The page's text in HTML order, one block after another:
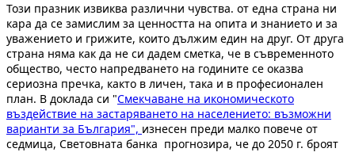
Този празник извиква различни чувства. от една страна ни
кара да се замислим за ценността на опита и знанието и за
уважението и грижите, които дължим един на друг. От друга
страна няма как да не си дадем сметка, че в съвременното
общество, често напредването на годините се оказва
сериозна пречка, както в личен, така и в професионален
план. В доклада си "Смекчаване на икономическото
въздействие на застаряването на населението: възможни
варианти за България", изнесен преди малко повече от
седмица, Световната банка прогнозира, че до 2050 г. броят